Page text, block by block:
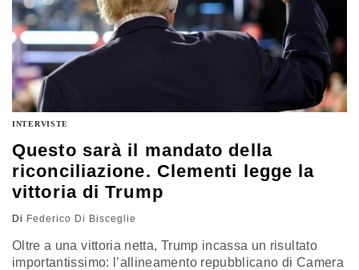
INTERVISTE
Questo sarà il mandato della
riconciliazione. Clementi legge la
vittoria di Trump
Di Federico Di Bisceglie
Oltre a una vittoria netta, Trump incassa un risultato
importantissimo: l’allineamento repubblicano di Camera